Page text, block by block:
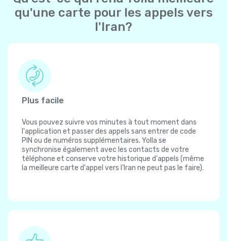
qu'une carte pour les appels vers
l'Iran?
Plus facile
Vous pouvez suivre vos minutes à tout moment dans
l'application et passer des appels sans entrer de code
PIN ou de numéros supplémentaires. Yolla se
synchronise également avec les contacts de votre
téléphone et conserve votre historique d'appels (même
la meilleure carte d'appel vers l'Iran ne peut pas le faire).